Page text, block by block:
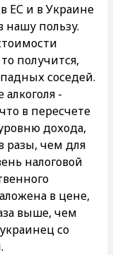
ЕС и в Украине
нашу пользу.
получится,
соседей.
-
в пересчете
дохода,
разы, чем для
налоговой
в цене,
выше, чем
со